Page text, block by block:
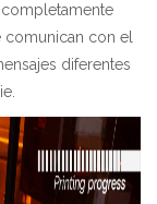
comunican con el
diferentes